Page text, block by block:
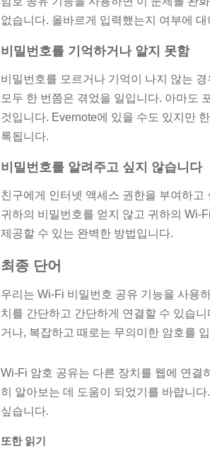
없습니다. 올바르게 입력했는지 여부에
비밀번호를 기억하거나 알지 못함
비밀번호를 모르거나 기억이 나지 않는
모두 한 번쯤은 겪었을 일입니다. 아마도
것입니다. Evernote에 있을 수도 있지만
록됩니다.
비밀번호를 알려주고 싶지 않습니다
친구에게 인터넷 액세스 권한을 부여하고
귀하의 비밀번호를 얻지 않고 귀하의 Wi-
제공할 수 있는 완벽한 방법입니다.
최종 단어
우리는 Wi-Fi 비밀번호 공유 기능을 사용
치를 간단하고 간단하게 연결할 수 있습
거나, 복잡하고 때로는 무의미한 암호를
Wi-Fi 암호 공유는 다른 장치를 웹에 연결
히 알아보는 데 도움이 되었기를 바랍니
싶습니다.
또한 읽기